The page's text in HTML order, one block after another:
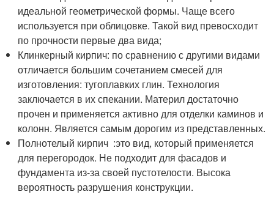
идеальной геометрической формы. Чаще всего
используется при облицовке. Такой вид превосходит
по прочности первые два вида;
Клинкерный кирпич: по сравнению с другими видами
отличается большим сочетанием смесей для
изготовления: тугоплавких глин. Технология
заключается в их спекании. Материл достаточно
прочен и применяется активно для отделки каминов и
колонн. Является самым дорогим из представленных.
Полнотелый кирпич :это вид, который применяется
для перегородок. Не подходит для фасадов и
фундамента из-за своей пустотелости. Высока
вероятность разрушения конструкции.